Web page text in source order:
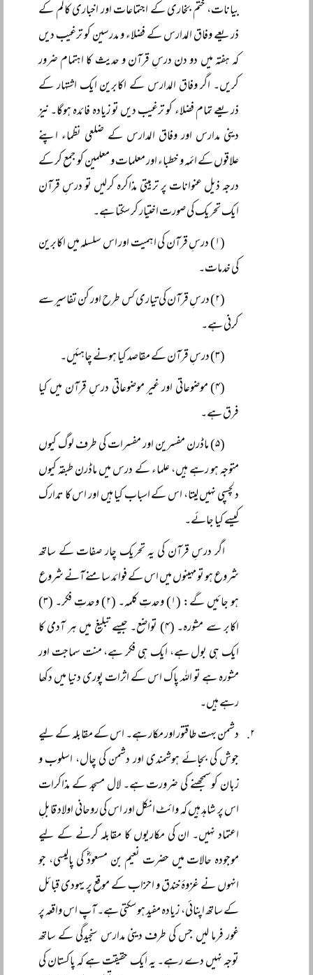
بیانات، ختم بخاری کے اجتماعات اور اخباری کالم کے
ذریعے وفاق المدارس کے فضلاء و مدرسین کو ترغیب دیں
کہ ہفتہ میں دو دن درسِ قرآن و حدیث کا اہتمام ضرور
کریں۔ اگر وفاق المدارس کے اکابرین ایک اشتہار کے
ذریعے تمام فضلاء کو ترغیب دیں تو زیادہ فائدہ ہوگا۔ نیز
دینی مدارس اور وفاق المدارس کے ضلعی نظماء اپنے
علاقوں کے ائمہ و خطباء اور معلمات و معلمین کو جمع کر کے
درجہ ذیل عنوانات پر تربیتی مذاکرہ کرلیں تو درسِ قرآن
ایک تحریک کی صورت اختیار کر سکتا ہے۔
(۱) درسِ قرآن کی اہمیت اور اس سلسلہ میں اکابرین
کی خدمات۔
(۲) درسِ قرآن کی تیاری کس طرح اور کن تفاسیر سے
کرنی ہے۔
(۳) درسِ قرآن کے مقاصد کیا ہونے چاہئیں۔
(۴) موضوعاتی اور غیر موضوعاتی درسِ قرآن میں کیا
فرق ہے۔
(۵) ماڈرن مفسرین اور مفسرات کی طرف لوگ کیوں
متوجہ ہو رہے ہیں، علماء کے درس میں ماڈرن طبقہ کیوں
دلچسپی نہیں لیتا، اس کے اسباب کیا ہیں اور اس کا تدارک
کیسے کیا جائے۔
اگر درسِ قرآن کی یہ تحریک چار صفات کے ساتھ
شروع ہو تو مہینوں میں اس کے فوائد سامنے آنے شروع
ہو جائیں گے: (۱) وحدتِ کلمہ۔ (۲) وحدتِ فکر۔ (۳)
اکابر سے مشورہ۔ (۴) تواضع۔ جیسے تبلیغ میں ہر آدمی کا
ایک ہی بول ہے، ایک ہی فکر ہے، منت سماجت اور
مشورہ ہے تو اللہ پاک اس کے اثرات پوری دنیا میں دکھا
رہے ہیں۔
دشمن بہت طاقتور اور مکار ہے۔ اس کے مقابلہ کے لیے
جوش کی بجائے ہوشمندی اور دشمن کی چال، اسلوب و
زبان کوسمجھنے کی ضرورت ہے۔ لال مسجد کے مذاکرات
اس پر شاہد ہیں کہ وائٹ انکل اور اس کی روحانی اولاد قابلِ
اعتماد نہیں۔ ان کی مکاریوں کا مقابلہ کرنے کے لیے
موجودہ حالات میں حضرت نعیم بن مسعودؓ کی پالیسی، جو
انہوں نے غزوۂ خندق و احزاب کے موقع پر یہودی قبائل
کے ساتھ اپنائی، زیادہ مفید ہو سکتی ہے۔ آپ اس واقعہ پر
غور فرما لیں جس کی طرف دینی مدارس سنجیدگی کے ساتھ
توجہ نہیں دے رہے۔ یہ ایک حقیقت ہے کہ پاکستان کی